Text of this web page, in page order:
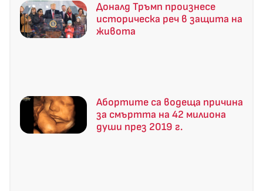
Доналд Тръмп произнесе
историческа реч в защита на
живота
Абортите са водеща причина
за смъртта на 42 милиона
души през 2019 г.